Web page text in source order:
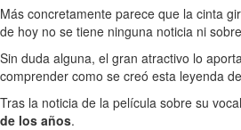
Más concretamente parece que la cinta
de hoy no se tiene ninguna noticia ni
Sin duda alguna, el gran atractivo lo
comprender como se creó esta leyenda
Tras la noticia de la película sobre su
de los años.